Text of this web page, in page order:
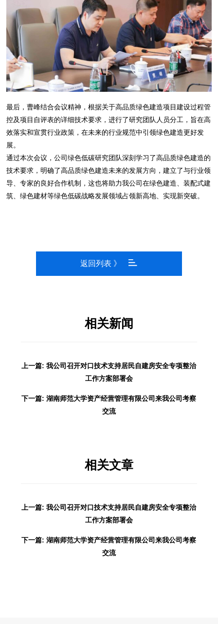
最后，曹峰结合会议精神，根据关于高品质绿色建造项目建设过程管
控及项目自评表的详细技术要求，进行了研究团队人员分工，旨在高
效落实和宣贯行业政策，在未来的行业规范中引领绿色建造更好发
展。
通过本次会议，公司绿色低碳研究团队深刻学习了高品质绿色建造的
技术要求，明确了高品质绿色建造未来的发展方向，建立了与行业领
导、专家的良好合作机制，这也将助力我公司在绿色建造、装配式建
筑、绿色建材等绿色低碳战略发展领域占领新高地、实现新突破。
返回列表 》
相关新闻
上一篇: 我公司召开对口技术支持居民自建房安全专项整治
工作方案部署会
下一篇: 湖南师范大学资产经营管理有限公司来我公司考察
交流
相关文章
上一篇: 我公司召开对口技术支持居民自建房安全专项整治
工作方案部署会
下一篇: 湖南师范大学资产经营管理有限公司来我公司考察
交流